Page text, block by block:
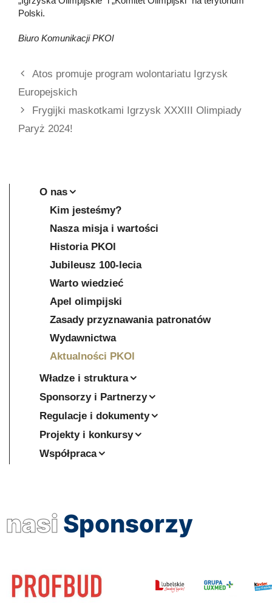
Polski.
Biuro Komunikacji PKOl
Atos promuje program wolontariatu Igrzysk
Europejskich
Frygijki maskotkami Igrzysk XXXIII Olimpiady
Paryż 2024!
O nas
Kim jesteśmy?
Nasza misja i wartości
Historia PKOl
Jubileusz 100-lecia
Warto wiedzieć
Apel olimpijski
Zasady przyznawania patronatów
Wydawnictwa
Aktualności PKOl
Władze i struktura
Sponsorzy i Partnerzy
Regulacje i dokumenty
Projekty i konkursy
Współpraca
nasi Sponsorzy